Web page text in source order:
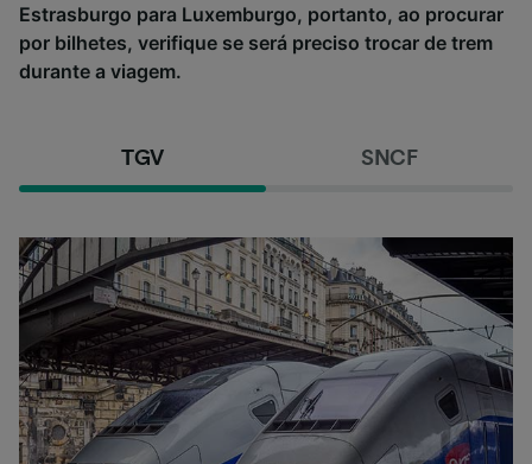
Estrasburgo para Luxemburgo, portanto, ao procurar
por bilhetes, verifique se será preciso trocar de trem
durante a viagem.
TGV SNCF